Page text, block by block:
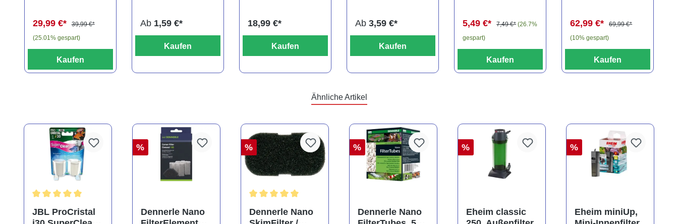
29,99 €*
39,99 €*
(25.01% gespart)
Kaufen
Ab 1,59 €*
Kaufen
18,99 €*
Kaufen
Ab 3,59 €*
Kaufen
5,49 €*
7,49 €* (26.7%
gespart)
Kaufen
62,99 €*
69,99 €*
(10% gespart)
Kaufen
Ähnliche Artikel
JBL ProCristal
%
Dennerle Nano
%
Dennerle Nano
%
Dennerle Nano
%
Eheim classic
%
Eheim miniUp,